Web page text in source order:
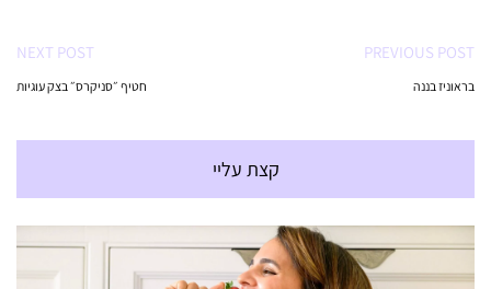
PREVIOUS POST
בראוניז בננה
NEXT POST
חטיף ״סניקרס״ בצק עוגיות
קצת עליי